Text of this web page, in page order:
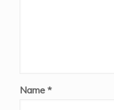
Name *